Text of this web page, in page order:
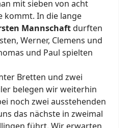
mit sieben von acht
kommt. In die lange
Mannschaftdurften
Werner, Clemens und
und Paul spielten
Bretten und zwei
belegen wir weiterhin
noch zwei ausstehenden
das nächste in zweimal